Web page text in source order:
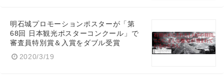
明石城プロモーションポスターが「第
68回 日本観光ポスターコンクール」で
審査員特別賞＆入賞をダブル受賞
2020/3/19